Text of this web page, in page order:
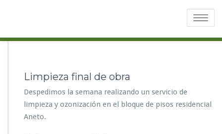
Toggle
Limpieza final de obra
Despedimos la semana realizando un servicio de
limpieza y ozonización en el bloque de pisos residencial
Aneto.